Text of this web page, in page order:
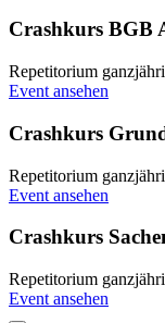
Crashkurs BGB
Repetitorium
Event ansehen
Crashkurs
Repetitorium
Event ansehen
Crashkurs
Repetitorium
Event ansehen